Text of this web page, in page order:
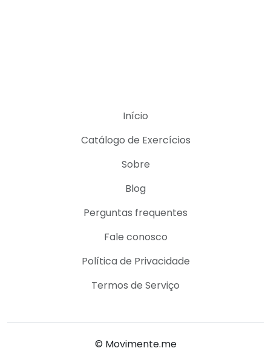
Início
Catálogo de Exercícios
Sobre
Blog
Perguntas frequentes
Fale conosco
Política de Privacidade
Termos de Serviço
© Movimente.me